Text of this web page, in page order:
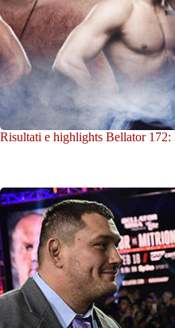
Risultati e highlights Bellator